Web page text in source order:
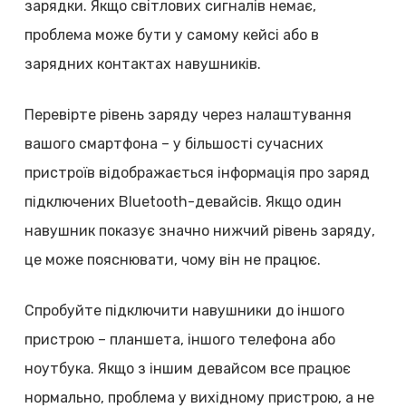
зарядки. Якщо світлових сигналів немає,
проблема може бути у самому кейсі або в
зарядних контактах навушників.
Перевірте рівень заряду через налаштування
вашого смартфона – у більшості сучасних
пристроїв відображається інформація про заряд
підключених Bluetooth-девайсів. Якщо один
навушник показує значно нижчий рівень заряду,
це може пояснювати, чому він не працює.
Спробуйте підключити навушники до іншого
пристрою – планшета, іншого телефона або
ноутбука. Якщо з іншим девайсом все працює
нормально, проблема у вихідному пристрою, а не